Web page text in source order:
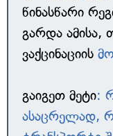
წინასწარი
გარდა ამისა,
ვაქცინაციის
გაიგეთ მეტი:
ასაცრელად,